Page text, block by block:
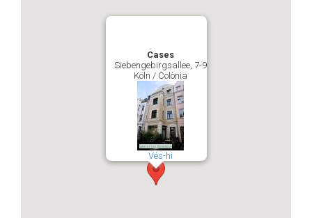
Cases
Siebengebirgsallee, 7-9
Köln / Colònia
Vés-hi